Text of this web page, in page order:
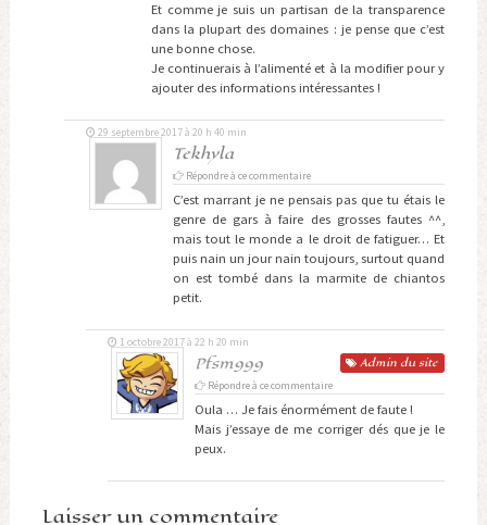
Et comme je suis un partisan de la transparence
dans la plupart des domaines : je pense que c’est
une bonne chose.
Je continuerais à l’alimenté et à la modifier pour y
ajouter des informations intéressantes !
Tekhyla
29 septembre 2017 à 20 h 40 min
Répondre à ce commentaire
C’est marrant je ne pensais pas que tu étais le
genre de gars à faire des grosses fautes ^^,
mais tout le monde a le droit de fatiguer… Et
puis nain un jour nain toujours, surtout quand
on est tombé dans la marmite de chiantos
petit.
Pfsm999 Admin du site
1 octobre 2017 à 22 h 20 min
Répondre à ce commentaire
Oula … Je fais énormément de faute !
Mais j’essaye de me corriger dés que je le
peux.
Laisser un commentaire